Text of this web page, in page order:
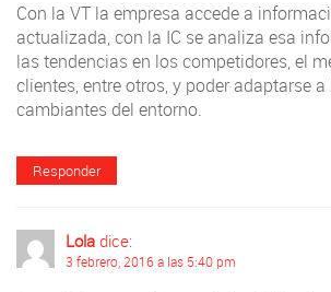
Con la VT la empresa accede a
actualizada, con la IC se analiza esa
las tendencias en los competidores, el
clientes, entre otros, y poder adaptarse
cambiantes del entorno.
Responder
Lola dice:
3 febrero, 2016 a las 5:40 pm